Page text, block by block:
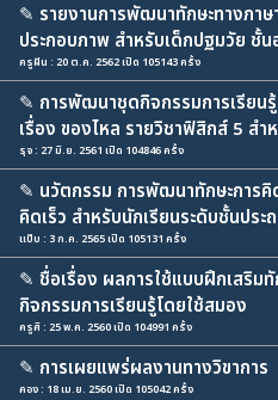
✎ รายงานการพัฒนาทักษะทางภา
ประกอบภาพ สำหรับเด็กปฐมวัย ชั้
ครูฝัน : 20 ต.ค. 2562 เปิด 105143 ครั้ง
✎ การพัฒนาชุดกิจกรรมการเรียนรู้
เรื่อง ของไหล รายวิชาฟิสิกส์ 5 ส
รุจ : 27 มิ.ย. 2561 เปิด 104846 ครั้ง
✎ นวัตกรรม การพัฒนาทักษะการ
คิดเร็ว สำหรับนักเรียนระดับชั้นปร
แป๊บ : 3 ก.ค. 2565 เปิด 105131 ครั้ง
✎ ชื่อเรื่อง ผลการใช้แบบฝึกเสริม
กิจกรรมการเรียนรู้โดยใช้สมอง
ครูศิ : 25 พ.ค. 2560 เปิด 104991 ครั้ง
✎ การเผยแพร่ผลงานทางวิขาการ
คอง : 18 เม.ย. 2560 เปิด 105042 ครั้ง